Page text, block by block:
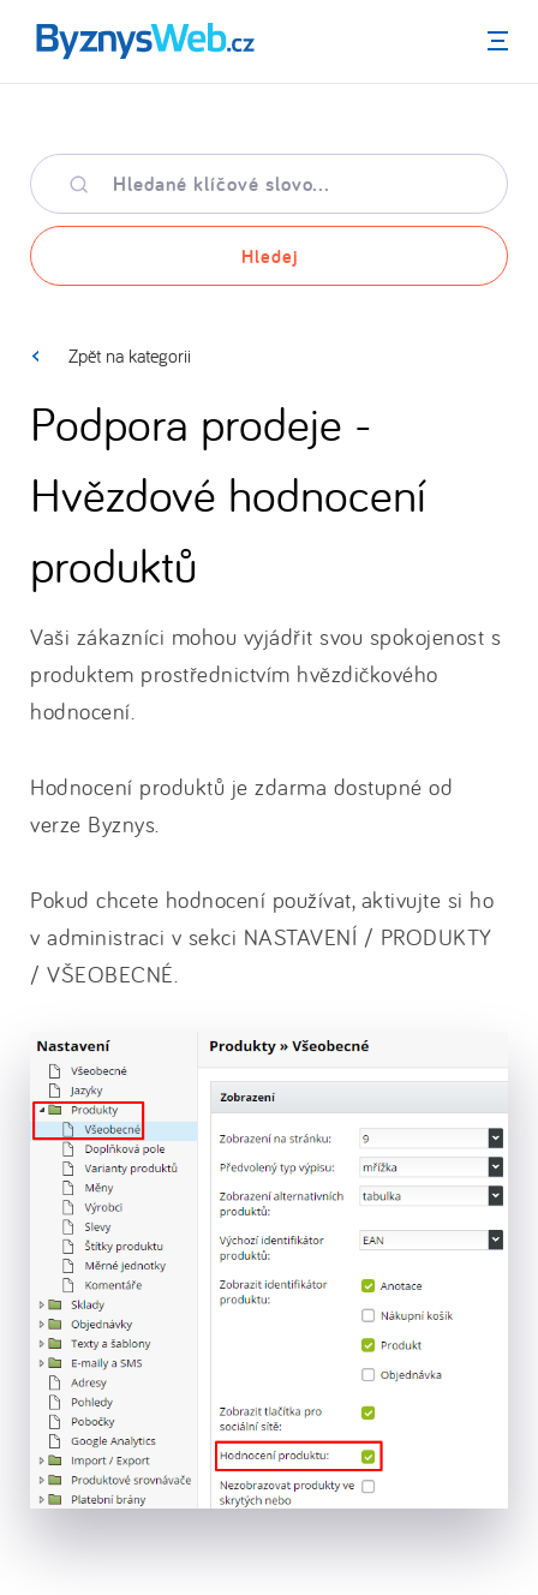
Menu
Hledané
klíčové
slovo
Hledej
Zpět na kategorii
Podpora prodeje -
Hvězdové hodnocení
produktů
Vaši zákazníci mohou vyjádřit svou spokojenost s
produktem prostřednictvím hvězdičkového
hodnocení.
Hodnocení produktů je zdarma dostupné od
verze Byznys.
Pokud chcete hodnocení používat, aktivujte si ho
v administraci v sekci NASTAVENÍ / PRODUKTY
/ VŠEOBECNÉ.